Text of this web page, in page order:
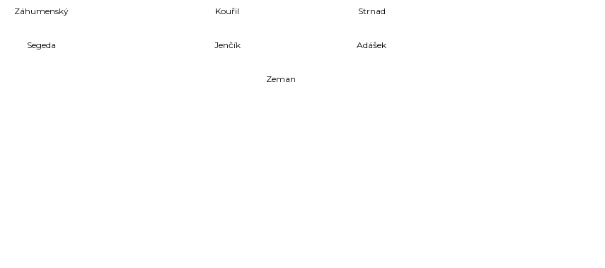
Záhumenský Kouřil Strnad
Segeda Jenčík Adášek
Zeman